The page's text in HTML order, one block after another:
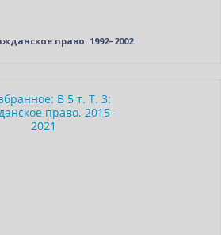
право. 1992–2002.